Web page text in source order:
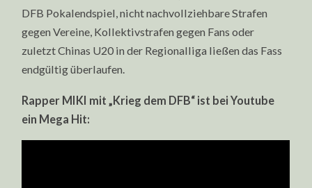
DFB Pokalendspiel, nicht nachvollziehbare Strafen
gegen Vereine, Kollektivstrafen gegen Fans oder
zuletzt Chinas U20 in der Regionalliga ließen das Fass
endgültig überlaufen.
Rapper MIKI mit „Krieg dem DFB“ ist bei Youtube
ein Mega Hit: